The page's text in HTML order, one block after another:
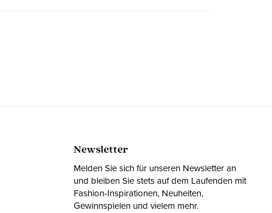
Newsletter
Melden Sie sich für unseren Newsletter an
und bleiben Sie stets auf dem Laufenden mit
Fashion-Inspirationen, Neuheiten,
Gewinnspielen und vielem mehr.